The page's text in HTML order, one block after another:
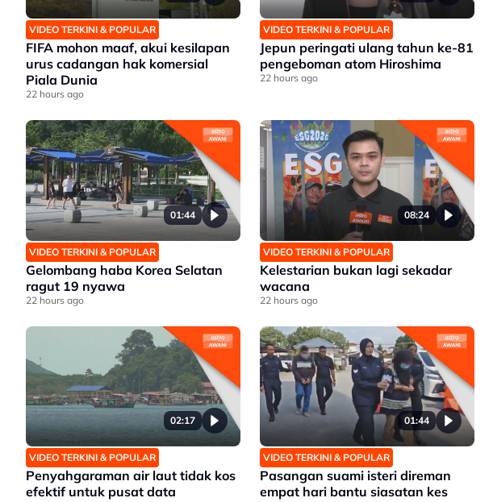
VIDEO TERKINI & POPULAR
FIFA mohon maaf, akui kesilapan
urus cadangan hak komersial
Piala Dunia
22 hours ago
VIDEO TERKINI & POPULAR
Jepun peringati ulang tahun ke-81
pengeboman atom Hiroshima
22 hours ago
01:44
VIDEO TERKINI & POPULAR
Gelombang haba Korea Selatan
ragut 19 nyawa
22 hours ago
08:24
VIDEO TERKINI & POPULAR
Kelestarian bukan lagi sekadar
wacana
22 hours ago
02:17
VIDEO TERKINI & POPULAR
Penyahgaraman air laut tidak kos
efektif untuk pusat data
01:44
VIDEO TERKINI & POPULAR
Pasangan suami isteri direman
empat hari bantu siasatan kes